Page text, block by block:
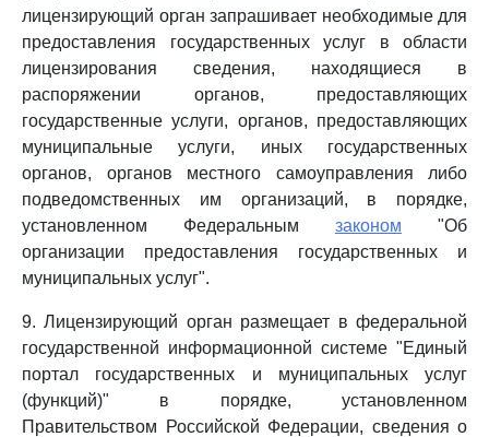
лицензирующий орган запрашивает необходимые для
предоставления государственных услуг в области
лицензирования сведения, находящиеся в
распоряжении органов, предоставляющих
государственные услуги, органов, предоставляющих
муниципальные услуги, иных государственных
органов, органов местного самоуправления либо
подведомственных им организаций, в порядке,
установленном Федеральным законом "Об
организации предоставления государственных и
муниципальных услуг".
9. Лицензирующий орган размещает в федеральной
государственной информационной системе "Единый
портал государственных и муниципальных услуг
(функций)" в порядке, установленном
Правительством Российской Федерации, сведения о